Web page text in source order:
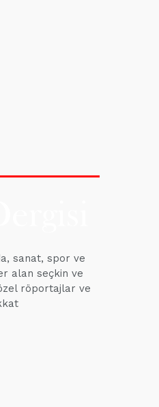
sanat, spor ve
alan seçkin ve
röportajlar ve